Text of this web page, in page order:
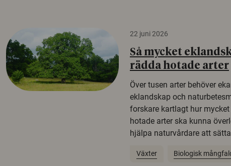
22 juni 2026
Så mycket
rädda hotade arter
Över tusen arter behöver
eklandskap och
forskare kartlagt hur
hotade arter ska kunna
hjälpa naturvårdare att
Växter Biologisk